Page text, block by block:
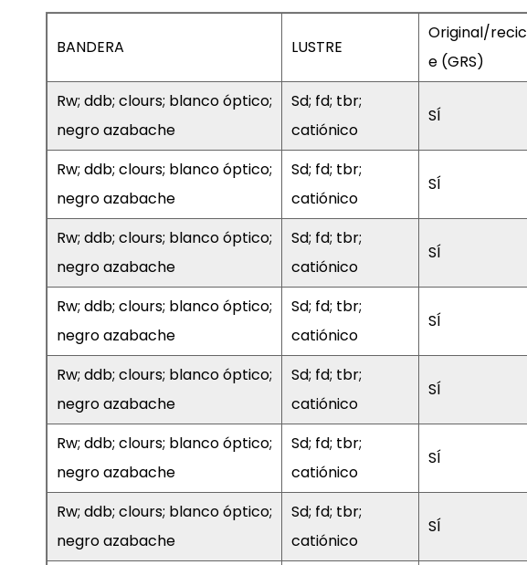
BANDERA LUSTRE
Original/
e (GRS)
Rw; ddb; clours; blanco óptico;
negro azabache
Sd; fd; tbr;
catiónico
SÍ
Rw; ddb; clours; blanco óptico;
negro azabache
Sd; fd; tbr;
catiónico
SÍ
Rw; ddb; clours; blanco óptico;
negro azabache
Sd; fd; tbr;
catiónico
SÍ
Rw; ddb; clours; blanco óptico;
negro azabache
Sd; fd; tbr;
catiónico
SÍ
Rw; ddb; clours; blanco óptico;
negro azabache
Sd; fd; tbr;
catiónico
SÍ
Rw; ddb; clours; blanco óptico;
negro azabache
Sd; fd; tbr;
catiónico
SÍ
Rw; ddb; clours; blanco óptico;
negro azabache
Sd; fd; tbr;
catiónico
SÍ